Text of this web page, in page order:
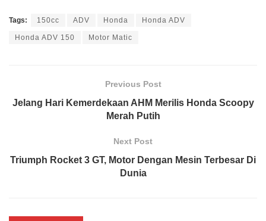
Tags: 150cc ADV Honda Honda ADV
Honda ADV 150 Motor Matic
Previous Post
Jelang Hari Kemerdekaan AHM Merilis Honda Scoopy
Merah Putih
Next Post
Triumph Rocket 3 GT, Motor Dengan Mesin Terbesar Di
Dunia